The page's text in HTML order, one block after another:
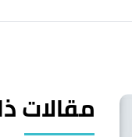
مقالات